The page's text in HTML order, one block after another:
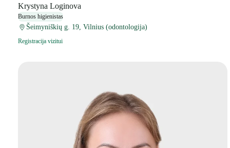
Krystyna Loginova
Burnos higienistas
Šeimyniškių g. 19, Vilnius (odontologija)
Registracija vizitui